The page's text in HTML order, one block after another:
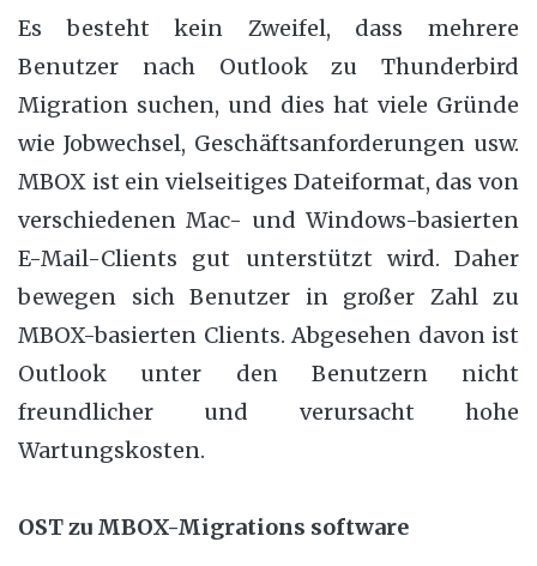
Es besteht kein Zweifel, dass mehrere
Benutzer nach Outlook zu Thunderbird
Migration suchen, und dies hat viele Gründe
wie Jobwechsel, Geschäftsanforderungen usw.
MBOX ist ein vielseitiges Dateiformat, das von
verschiedenen Mac- und Windows-basierten
E-Mail-Clients gut unterstützt wird. Daher
bewegen sich Benutzer in großer Zahl zu
MBOX-basierten Clients. Abgesehen davon ist
Outlook unter den Benutzern nicht
freundlicher und verursacht hohe
Wartungskosten.
OST zu MBOX-Migrations software